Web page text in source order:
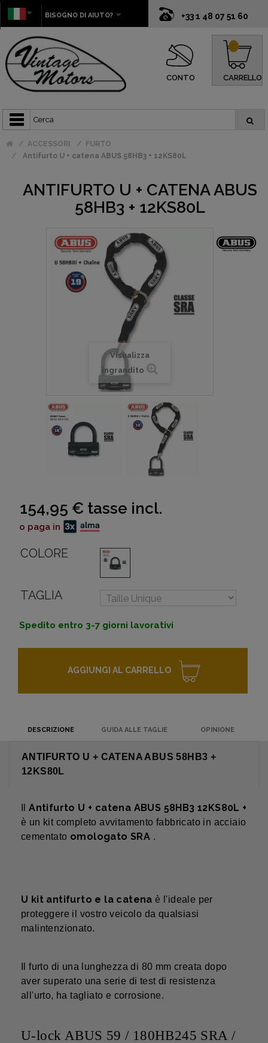
+33 1 48 07 51 60
BISOGNO DI AIUTO?
CONTO CARRELLO
0
ACCESSORI
FURTO
Antifurto U + catena ABUS 58HB3 + 12KS80L
ANTIFURTO U + CATENA ABUS
58HB3 + 12KS80L
Visualizza
ingrandito
154,95 € tasse incl.
o paga in
COLORE
TAGLIA
Spedito entro 3-7 giorni lavorativi
AGGIUNGI AL CARRELLO
DESCRIZIONE GUIDA ALLE TAGLIE OPINIONE
ANTIFURTO U + CATENA ABUS 58HB3 +
12KS80L
IlAntifurto U + catena ABUS 58HB3 12KS80L +
è un kit completo avvitamento fabbricato in acciaio
cementato omologato SRA .
U kit antifurto e la catenaè l'ideale per
proteggere il vostro veicolo da qualsiasi
malintenzionato.
Il furto di una lunghezza di 80 mm creata dopo
aver superato una serie di test di resistenza
all'urto, ha tagliato e corrosione.
U-lock ABUS 59 / 180HB245 SRA /